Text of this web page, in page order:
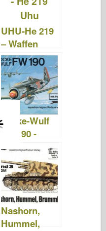
UHU-He 219
– Waffen
Arsenal 073
Focke-Wulf
Fw 190 -
Waffen
Arsenal 024
Nashorn,
Hummel,